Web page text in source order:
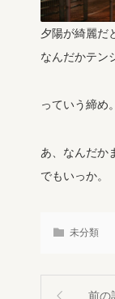
夕陽が綺麗だ
なんだかテン
っていう締め。
あ、なんだか
でもいっか。
未分類
前の